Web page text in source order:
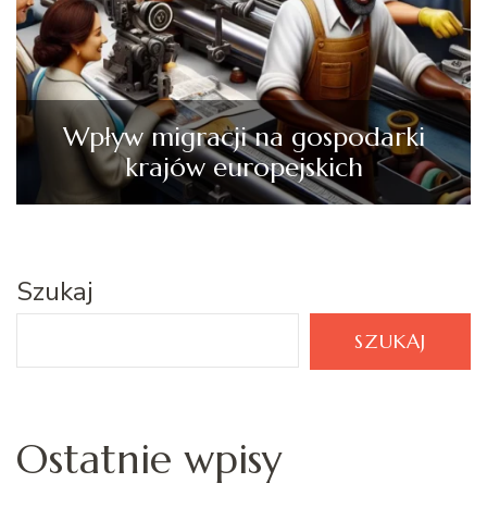
Wpływ migracji na gospodarki
krajów europejskich
Szukaj
SZUKAJ
Ostatnie wpisy